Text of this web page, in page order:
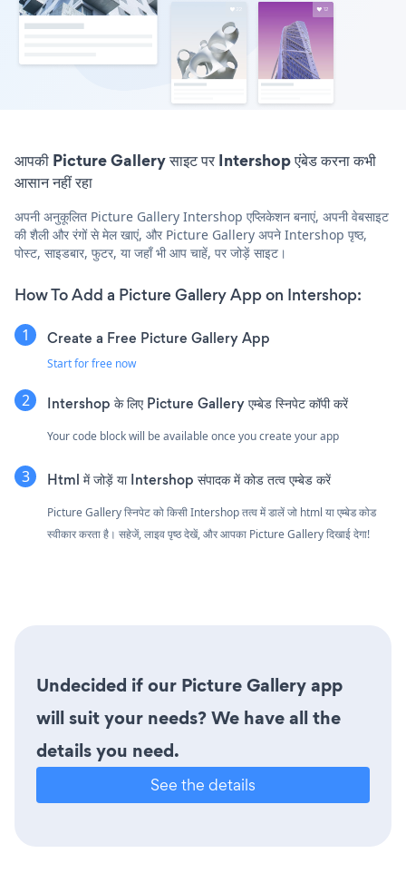
आपकी Picture Gallery साइट पर Intershop एंबेड करना कभी
आसान नहीं रहा
अपनी अनुकूलित Picture Gallery Intershop एप्लिकेशन बनाएं, अपनी वेबसाइट
की शैली और रंगों से मेल खाएं, और Picture Gallery अपने Intershop पृष्ठ,
पोस्ट, साइडबार, फुटर, या जहाँ भी आप चाहें, पर जोड़ें साइट।
How To Add a Picture Gallery App on Intershop:
Create a Free Picture Gallery App
Start for free now
Intershop के लिए Picture Gallery एम्बेड स्निपेट कॉपी करें
Your code block will be available once you create your app
Html में जोड़ें या Intershop संपादक में कोड तत्व एम्बेड करें
Picture Gallery स्निपेट को किसी Intershop तत्व में डालें जो html या एम्बेड कोड
स्वीकार करता है। सहेजें, लाइव पृष्ठ देखें, और आपका Picture Gallery दिखाई देगा!
Undecided if our Picture Gallery app
will suit your needs? We have all the
details you need.
See the details